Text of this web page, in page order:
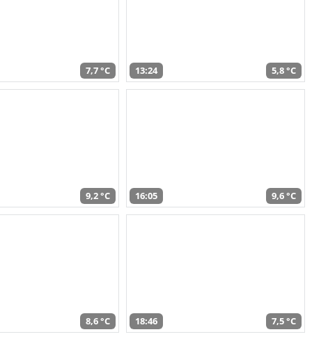
7,7 °C 13:24 5,8 °C
9,2 °C 16:05 9,6 °C
8,6 °C 18:46 7,5 °C